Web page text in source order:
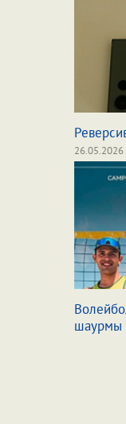
26.05.2026
шаурмы